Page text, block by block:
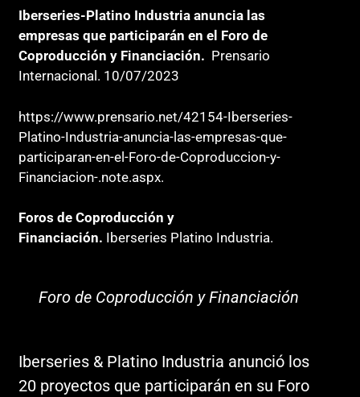
Iberseries-Platino Industria anuncia las
empresas que participarán en el Foro de
Coproducción y Financiación. Prensario
Internacional. 10/07/2023
https://www.prensario.net/42154-Iberseries-
Platino-Industria-anuncia-las-empresas-que-
participaran-en-el-Foro-de-Coproduccion-y-
Financiacion-.note.aspx.
Foros de Coproducción y
Financiación. Iberseries Platino Industria.
Foro de Coproducción y Financiación
Iberseries & Platino Industria anunció los
20 proyectos que participarán en su Foro